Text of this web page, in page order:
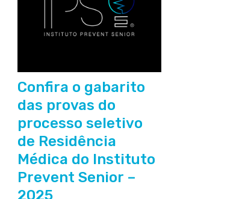
Confira o gabarito
das provas do
processo seletivo
de Residência
Médica do Instituto
Prevent Senior –